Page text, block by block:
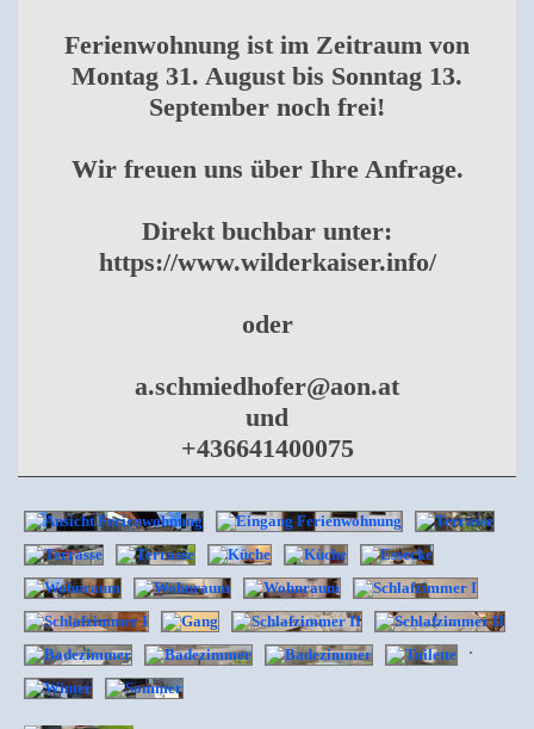
Ferienwohnung ist im Zeitraum von
Montag 31. August bis Sonntag 13.
September noch frei!
Wir freuen uns über Ihre Anfrage.
Direkt buchbar unter:
https://www.wilderkaiser.info/
oder
a.schmiedhofer@aon.at
und
+436641400075